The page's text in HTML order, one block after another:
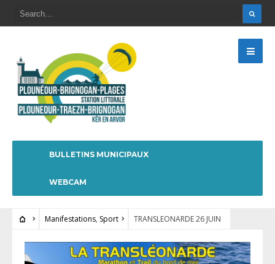
BULLETINS MUNICIPAUX
WEBCAM
Manifestations, Sport TRANSLEONARDE 26 JUIN